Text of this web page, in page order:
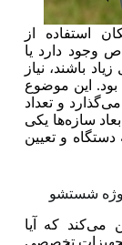
استفاده از
وجود دارد یا
باشند، نیاز
این موضوع
و تعداد
سازه‌ها یکی
دستگاه و تعیین
شستشو
می‌کند که آیا
تجهیزات تخصصی